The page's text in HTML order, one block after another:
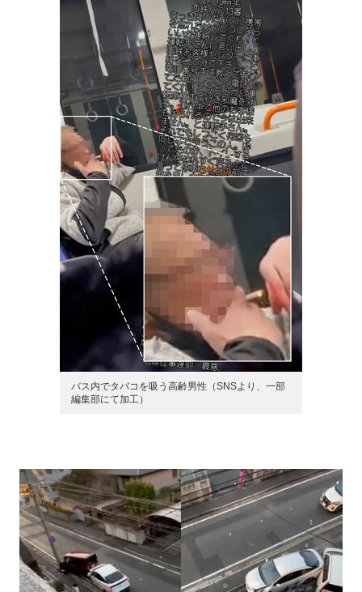
バス内でタバコを吸う高齢男性（SNSより、一部
編集部にて加工）